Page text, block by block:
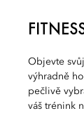
Objevte
výhradně
pečlivě
váš trénink